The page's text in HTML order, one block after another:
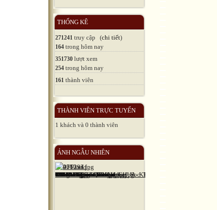
THỐNG KÊ
271241 truy cập (chi tiết)
164 trong hôm nay
351730 lượt xem
254 trong hôm nay
161 thành viên
THÀNH VIÊN TRỰC TUYẾN
1 khách và 0 thành viên
ẢNH NGẪU NHIÊN